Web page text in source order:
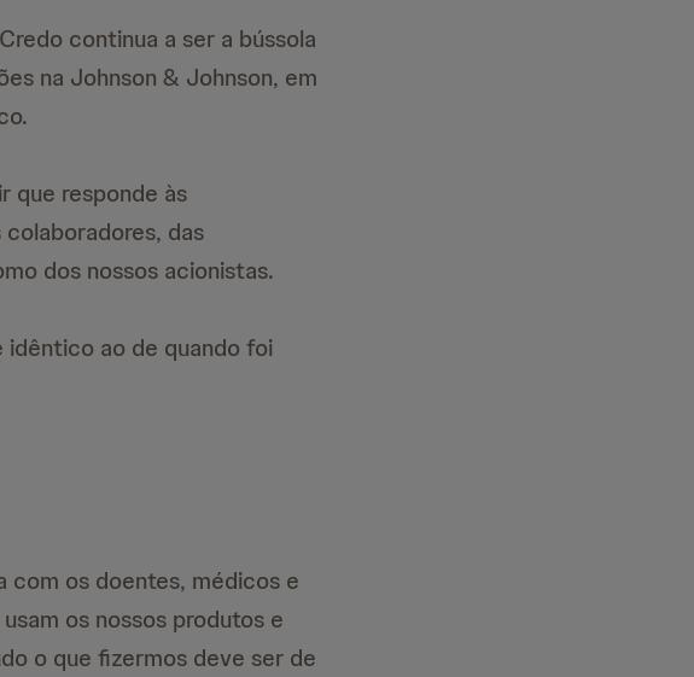
continua a ser a bússola
na Johnson & Johnson, em
que responde às
das
dos nossos acionistas.
idêntico ao de quando foi
com os doentes, médicos e
os nossos produtos e
o que fizermos deve ser de